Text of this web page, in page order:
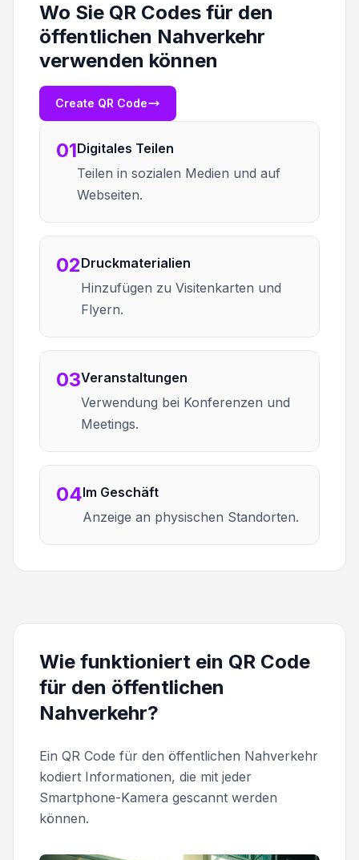
Wo Sie QR Codes für den
öffentlichen Nahverkehr
verwenden können
Create QR Code
01Digitales Teilen
Teilen in sozialen Medien und auf
Webseiten.
02Druckmaterialien
Hinzufügen zu Visitenkarten und
Flyern.
03Veranstaltungen
Verwendung bei Konferenzen und
Meetings.
04Im Geschäft
Anzeige an physischen Standorten.
Wie funktioniert ein QR Code
für den öffentlichen
Nahverkehr?
Ein QR Code für den öffentlichen Nahverkehr
kodiert Informationen, die mit jeder
Smartphone-Kamera gescannt werden
können.